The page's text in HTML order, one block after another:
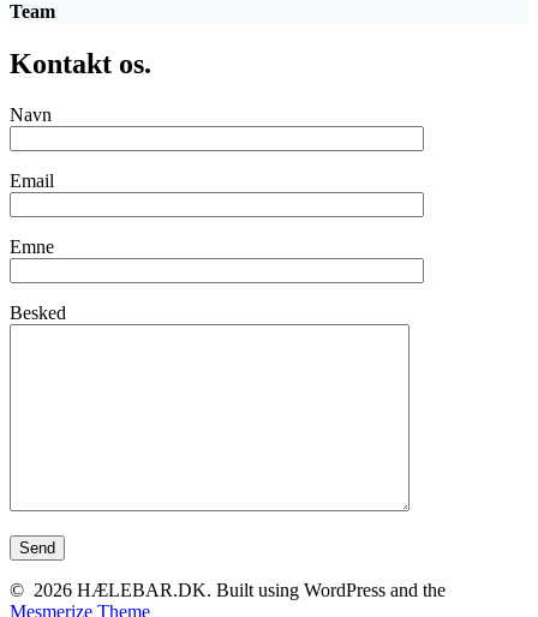
Team
Kontakt os.
Navn
Email
Emne
Besked
© 2026 HÆLEBAR.DK. Built using WordPress and the
Mesmerize Theme